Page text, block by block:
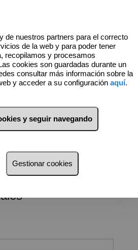
impagos para alquileres y todo tipo
lider en el sector.
de nuestros partners para el correcto
de la web y para poder tener
recopilamos y procesamos
cookies son guardadas durante un
consultar más información sobre la
y acceder a su configuración aquí.
y seguir navegando
Gestionar cookies